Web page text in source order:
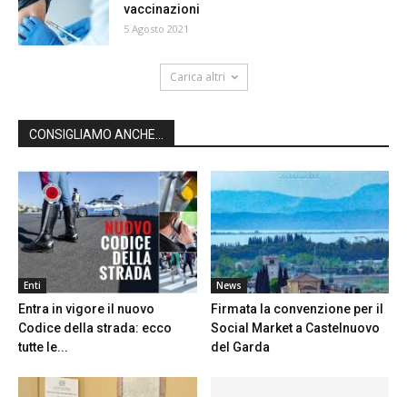
vaccinazioni
5 Agosto 2021
Carica altri
CONSIGLIAMO ANCHE...
Enti
Entra in vigore il nuovo
Codice della strada: ecco
tutte le...
News
Firmata la convenzione per il
Social Market a Castelnuovo
del Garda